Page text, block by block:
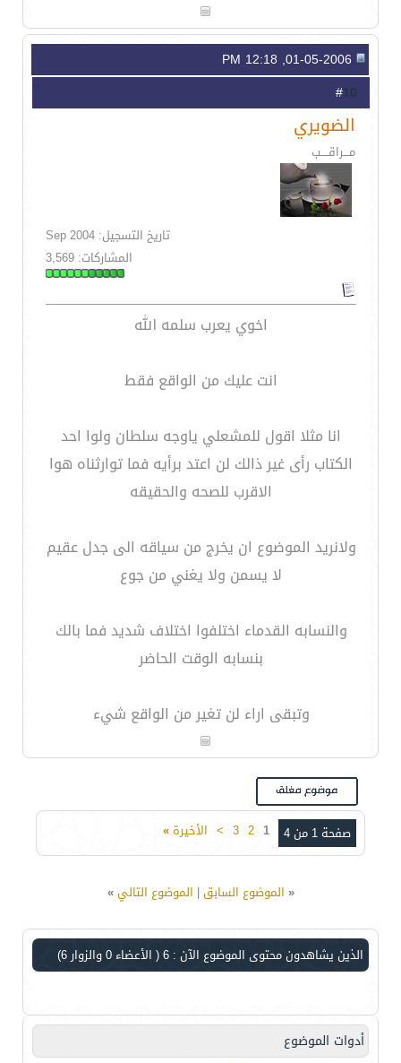
10
الضويري
مـــراقــــب
تاريخ التسجيل: Sep 2004
المشاركات: 3,569
اخوي يعرب سلمه الله
انت عليك من الواقع فقط
انا مثلا اقول للمشعلي ياوجه سلطان ولوا احد
الكتاب رأى غير ذالك لن اعتد برأيه فما توارثناه هوا
الاقرب للصحه والحقيقه
ولانريد الموضوع ان يخرج من سياقه الى جدل عقيم
لا يسمن ولا يغني من جوع
والنسابه القدماء اختلفوا اختلاف شديد فما بالك
بنسابه الوقت الحاضر
وتبقى اراء لن تغير من الواقع شيء
صفحة 1 من 4 1
2
3
> الأخيرة»
« الموضوع السابق| الموضوع التالي»
الذين يشاهدون محتوى الموضوع الآن : 6 ( الأعضاء 0 والزوار 6)
أدوات الموضوع